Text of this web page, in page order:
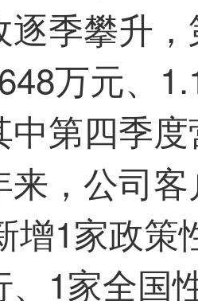
季攀升，
万元、
中第四季
来，公司
增1家政策
、1家全国